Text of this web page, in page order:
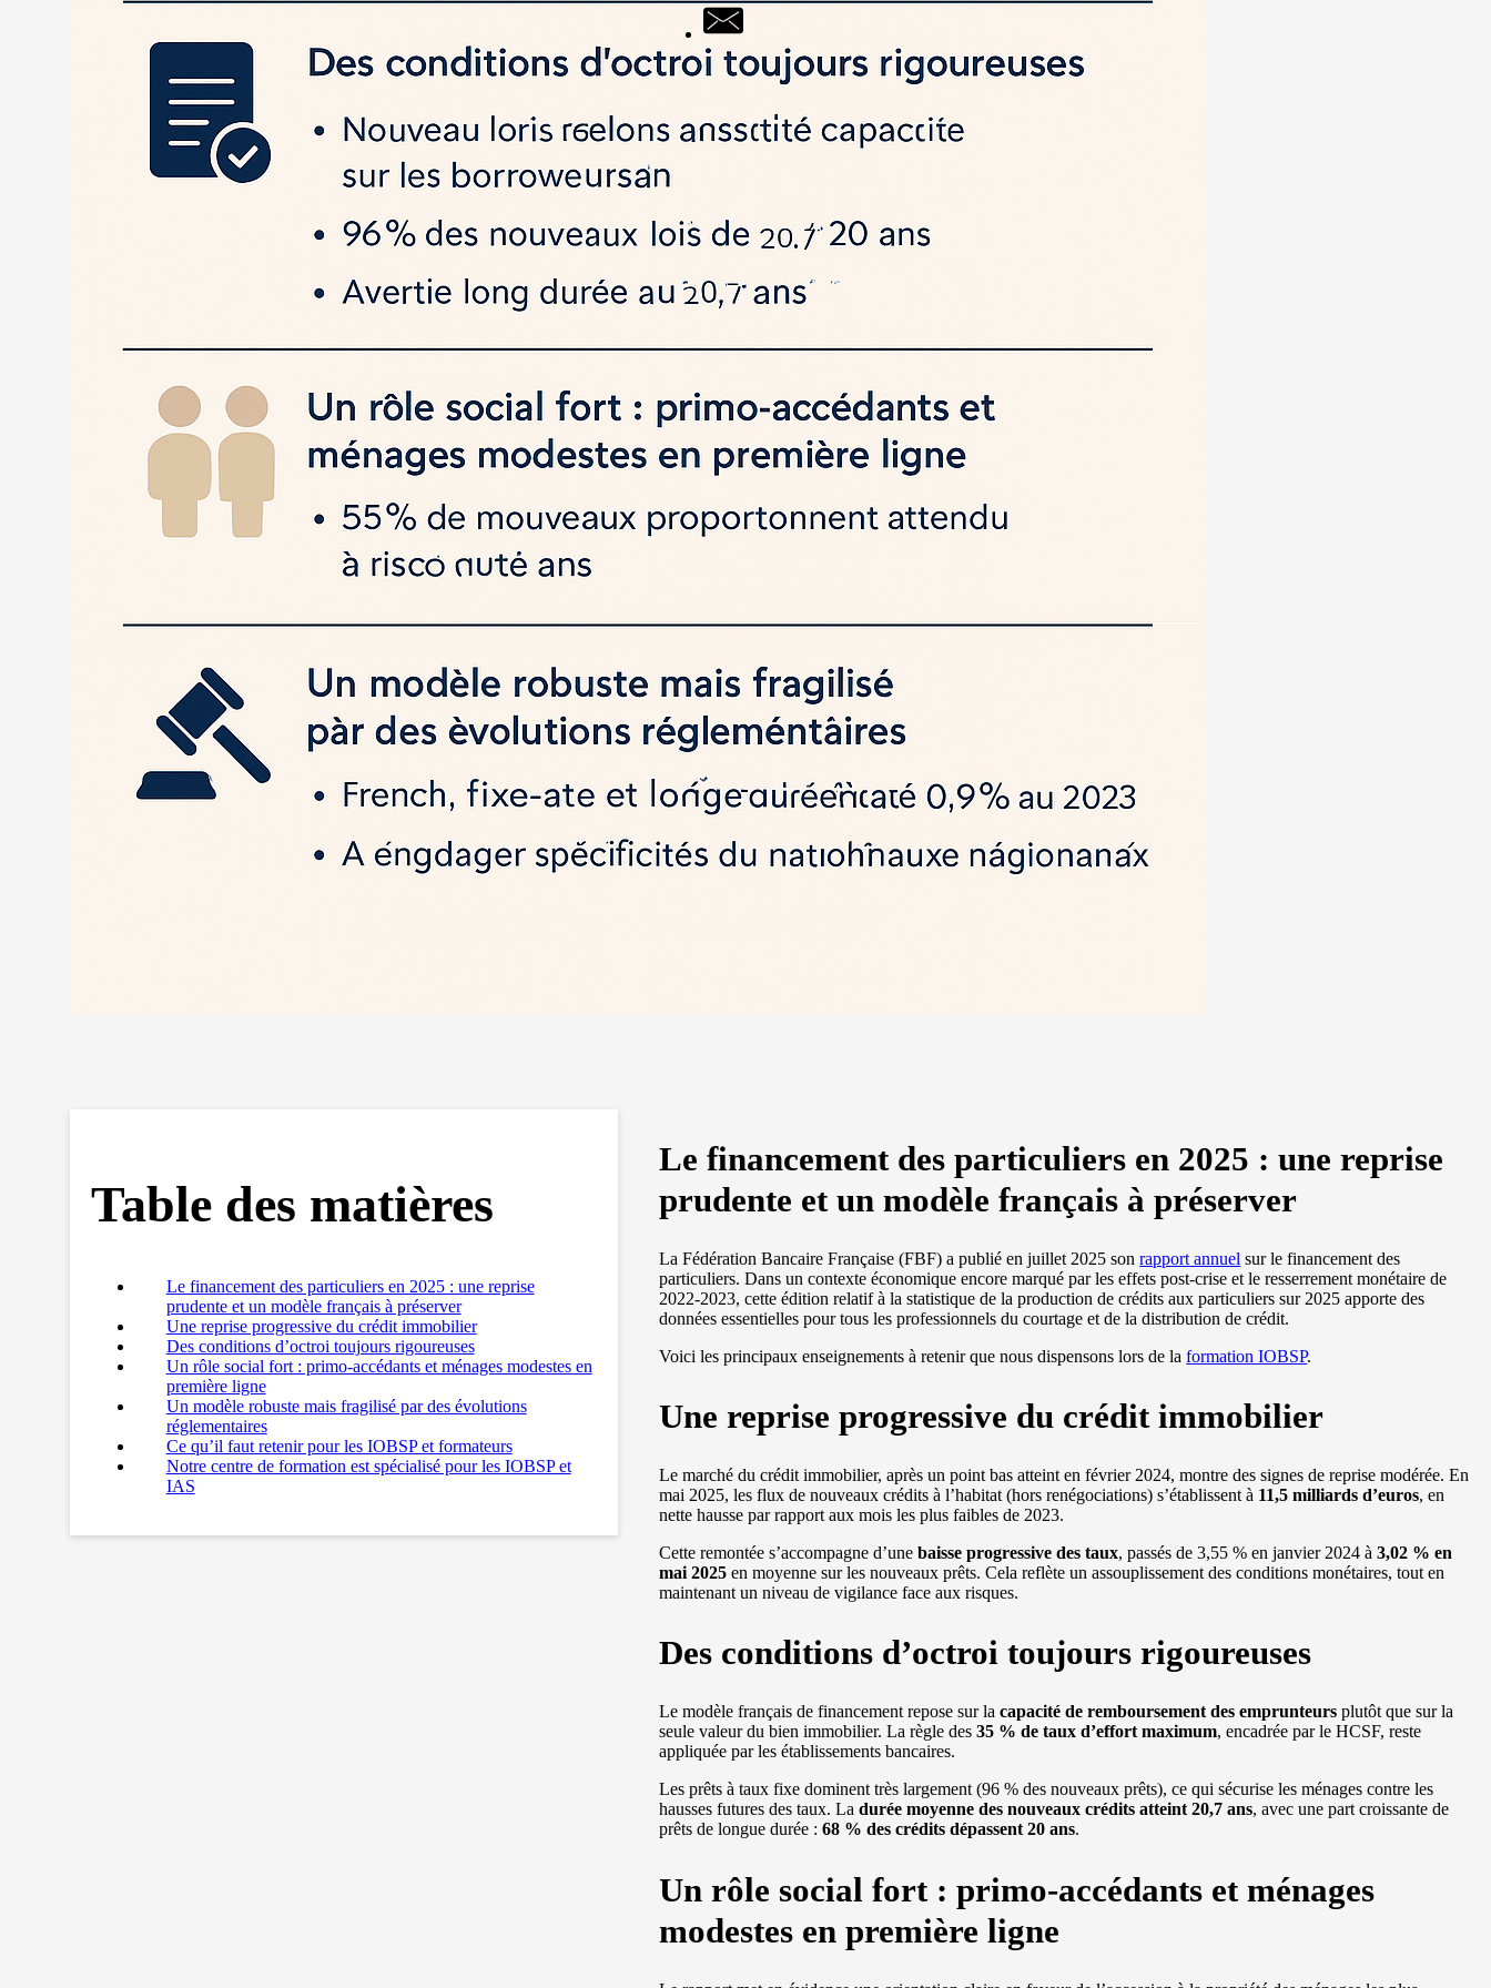
Le financement des particuliers en 2025 : une reprise
prudente et un modèle français à préserver
La Fédération Bancaire Française (FBF) a publié en juillet 2025 sonrapport annuel sur le financement des
particuliers. Dans un contexte économique encore marqué par les effets post-crise et le resserrement monétaire de
2022-2023, cette édition relatif à la statistique de la production de crédits aux particuliers sur 2025 apporte des
données essentielles pour tous les professionnels du courtage et de la distribution de crédit.
Voici les principaux enseignements à retenir que nous dispensons lors de laformation IOBSP.
Une reprise progressive du crédit immobilier
Le marché du crédit immobilier, après un point bas atteint en février 2024, montre des signes de reprise modérée. En
mai 2025, les flux de nouveaux crédits à l’habitat (hors renégociations) s’établissent à 11,5 milliards d’euros, en
nette hausse par rapport aux mois les plus faibles de 2023.
Cette remontée s’accompagne d’unebaisse progressive des taux, passés de 3,55 % en janvier 2024 à3,02 % en
mai 2025 en moyenne sur les nouveaux prêts. Cela reflète un assouplissement des conditions monétaires, tout en
maintenant un niveau de vigilance face aux risques.
Des conditions d’octroi toujours rigoureuses
Le modèle français de financement repose sur lacapacité de remboursement des emprunteurs plutôt que sur la
seule valeur du bien immobilier. La règle des35 % de taux d’effort maximum, encadrée par le HCSF, reste
appliquée par les établissements bancaires.
Les prêts à taux fixe dominent très largement (96 % des nouveaux prêts), ce qui sécurise les ménages contre les
hausses futures des taux. Ladurée moyenne des nouveaux crédits atteint 20,7 ans, avec une part croissante de
prêts de longue durée :68 % des crédits dépassent 20 ans.
Un rôle social fort : primo-accédants et ménages
modestes en première ligne
Table des matières
Le financement des particuliers en 2025 : une reprise
prudente et un modèle français à préserver
Une reprise progressive du crédit immobilier
Des conditions d’octroi toujours rigoureuses
Un rôle social fort : primo-accédants et ménages modestes en
première ligne
Un modèle robuste mais fragilisé par des évolutions
réglementaires
Ce qu’il faut retenir pour les IOBSP et formateurs
Notre centre de formation est spécialisé pour les IOBSP et
IAS